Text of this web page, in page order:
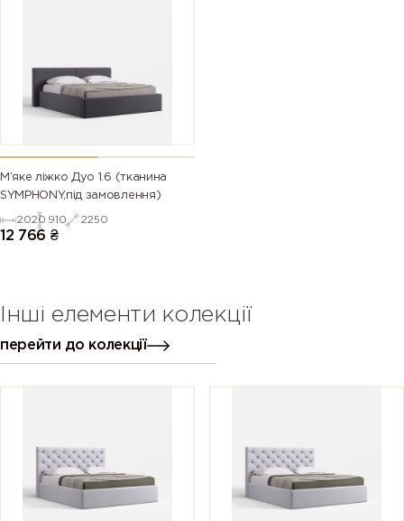
М’яке ліжко Дуо 1.6 (тканина
SYMPHONY,під замовлення)
2020 910 2250
12 766 ₴
Інші елементи колекції
перейти до колекції